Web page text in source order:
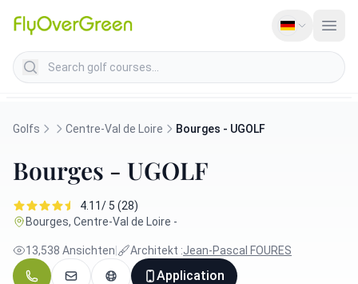
Search golf courses
Golfs Centre-Val de Loire Bourges - UGOLF
Bourges - UGOLF
4.11/ 5 (28)
Bourges, Centre-Val de Loire -
13,538 Ansichten Architekt :Jean-Pascal FOURES
Application